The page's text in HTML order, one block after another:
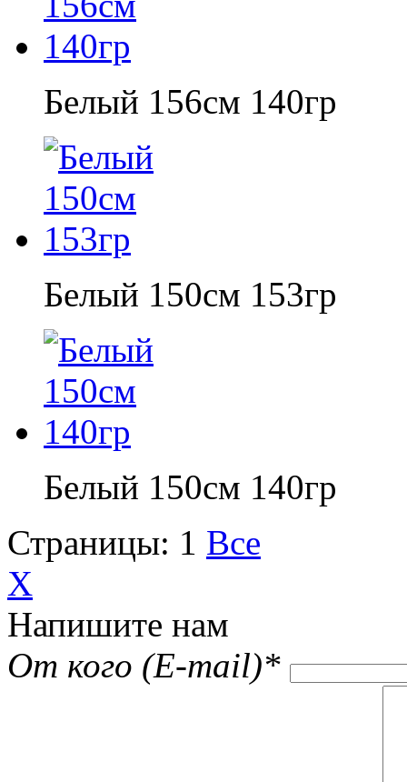
Белый 156см 140гр
Белый 150см 153гр
Белый 150см 140гр
Страницы: 1 Все
X
Напишите нам
От кого (E-mail)*